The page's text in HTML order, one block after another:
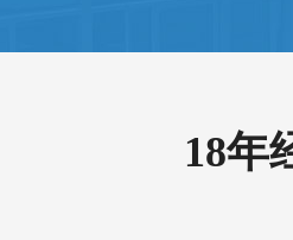
18年